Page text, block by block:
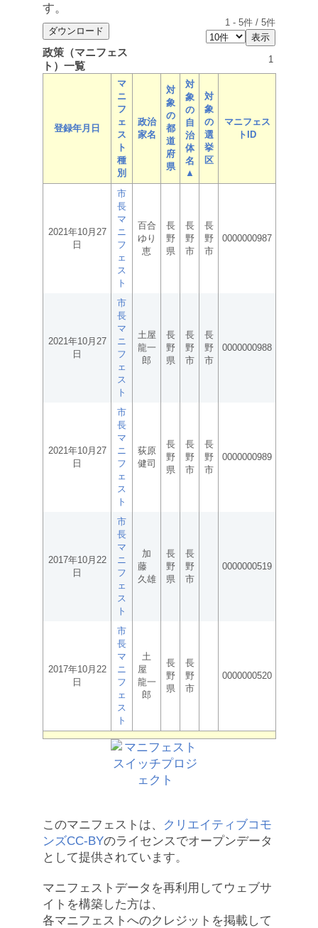
す。
1 - 5件 / 5件
政策（マニフェス
ト）一覧
1
登録年月日
マ
ニ
フ
ェ
ス
ト
種
別
政治
家名
対
象
の
都
道
府
県
対
象
の
自
治
体
名
▲
対
象
の
選
挙
区
マニフェス
トID
2021年10月27
日
市
長
マ
ニ
フ
ェ
ス
ト
百合
ゆり
恵
長
野
県
長
野
市
長
野
市
0000000987
2021年10月27
日
市
長
マ
ニ
フ
ェ
ス
ト
土屋
龍一
郎
長
野
県
長
野
市
長
野
市
0000000988
2021年10月27
日
市
長
マ
ニ
フ
ェ
ス
ト
荻原
健司
長
野
県
長
野
市
長
野
市
0000000989
2017年10月22
日
市
長
マ
ニ
フ
ェ
ス
ト
加
藤
久雄
長
野
県
長
野
市
0000000519
2017年10月22
日
市
長
マ
ニ
フ
ェ
ス
ト
土
屋
龍一
郎
長
野
県
長
野
市
0000000520
このマニフェストは、
クリエイティブコモ
ンズCC-BYのライセンスでオープンデータ
として提供されています。
マニフェストデータを再利用してウェブサ
イトを構築した方は、
各マニフェストへのクレジットを掲載して